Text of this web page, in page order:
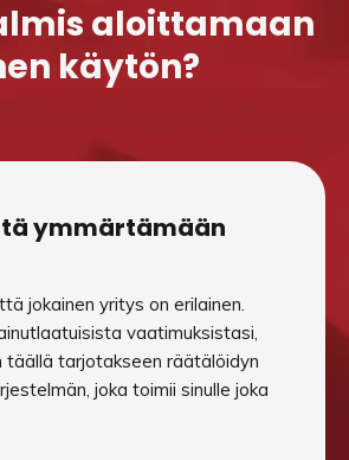
aloittamaan
käytön?
ymmärtämään
jokainen yritys on erilainen.
vaatimuksistasi,
täällä tarjotakseen räätälöidyn
joka toimii sinulle joka